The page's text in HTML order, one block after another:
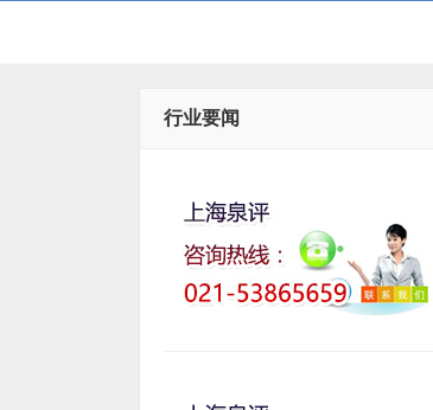
行业要闻